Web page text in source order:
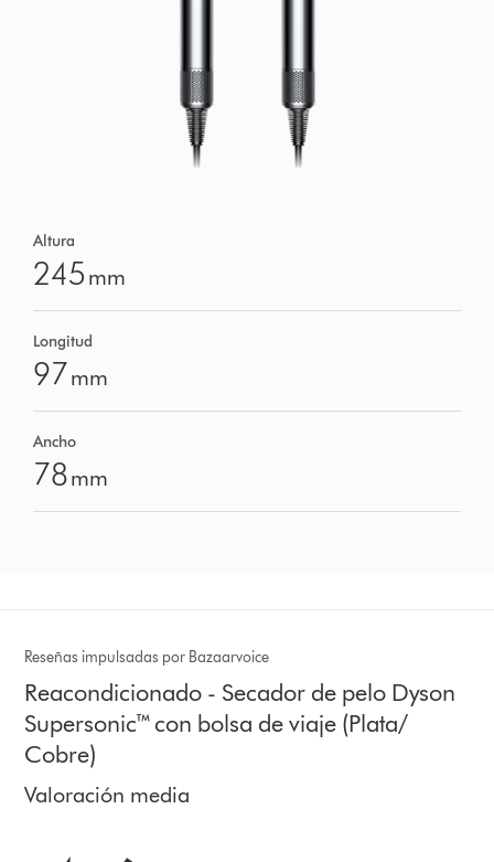
Altura
245 mm
Longitud
97mm
Ancho
78mm
Reseñas impulsadas por Bazaarvoice
Reacondicionado - Secador de pelo Dyson
Supersonic™ con bolsa de viaje (Plata/
Cobre)
Valoración media